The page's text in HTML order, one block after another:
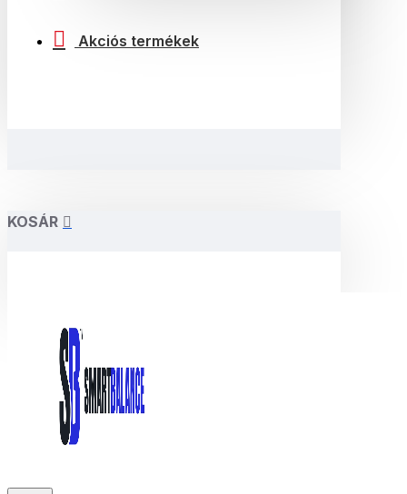
Akciós termékek
KOSÁR